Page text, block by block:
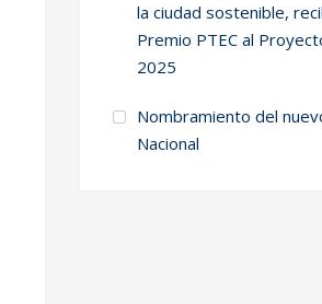
la ciudad sostenible,
Premio PTEC al
2025
Nombramiento del
Nacional